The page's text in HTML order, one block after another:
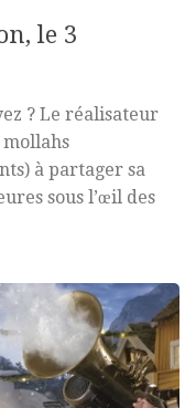
le 3
? Le réalisateur
à partager sa
sous l’œil des